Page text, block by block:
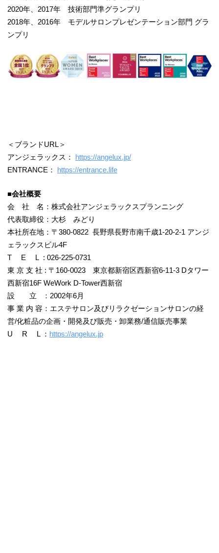
2020年、2017年 技術部門準グランプリ
2018年、2016年 モデルサロンプレゼンテーション部門 グラ
ンプリ
＜ブランドURL＞
アンジェラックス： https://angelux.jp/
ENTRANCE： https://entrance.life
■会社概要
会 社 名：株式会社アンジェラックスプランニング
代表取締役：大杉 みどり
本社所在地：〒380-0822 長野県長野市南千歳1-20-2-1 アンジ
ェラックスビル4F
T E L : 026-225-0731
東 京 支 社 : 〒160-0023 東京都新宿区西新宿6-11-3 Dタワー
西新宿16F WeWork D-Tower西新宿
設 立 ：2002年6月
事 業 内 容：エステサロン及びリラクゼーションサロンの経
営/化粧品の企画・開発及び販売・卸業務/通信販売事業
U R L ： https://angelux.jp